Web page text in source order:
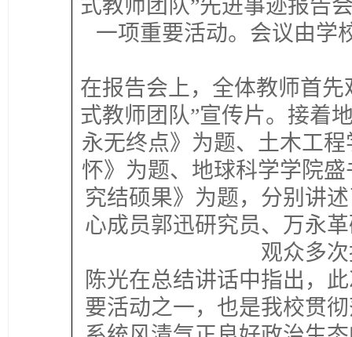
式教师团队”先进事迹报告
一项重要活动。会议由学
在报告会上，全体教师首
式教师团队”宣传片。接着
永无终点》为题、土木工
怀》为题、地球科学学院
究结硕果》为题，分别讲
心成员郭迅研究员、万永
观众多
陈光在总结讲话中指出，
要活动之一，也是我校贯